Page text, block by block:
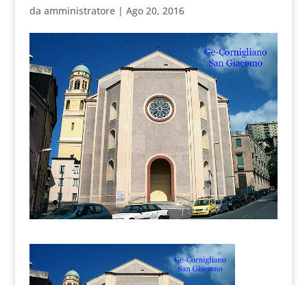
da amministratore| Ago 20, 2016